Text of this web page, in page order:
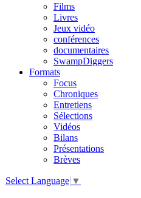
Films
Livres
Jeux vidéo
conférences
documentaires
SwampDiggers
Formats
Focus
Chroniques
Entretiens
Sélections
Vidéos
Bilans
Présentations
Brèves
Select Language ▼